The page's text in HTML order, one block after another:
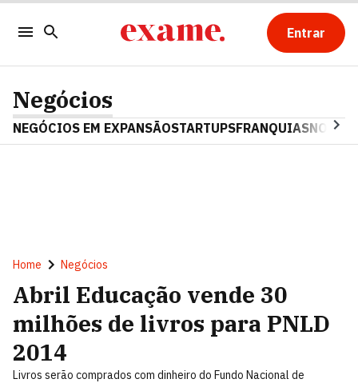
Entrar
Negócios
NEGÓCIOS EM EXPANSÃOSTARTUPSFRANQUIAS
Home Negócios
Abril Educação vende 30
milhões de livros para PNLD
2014
Livros serão comprados com dinheiro do Fundo Nacional de